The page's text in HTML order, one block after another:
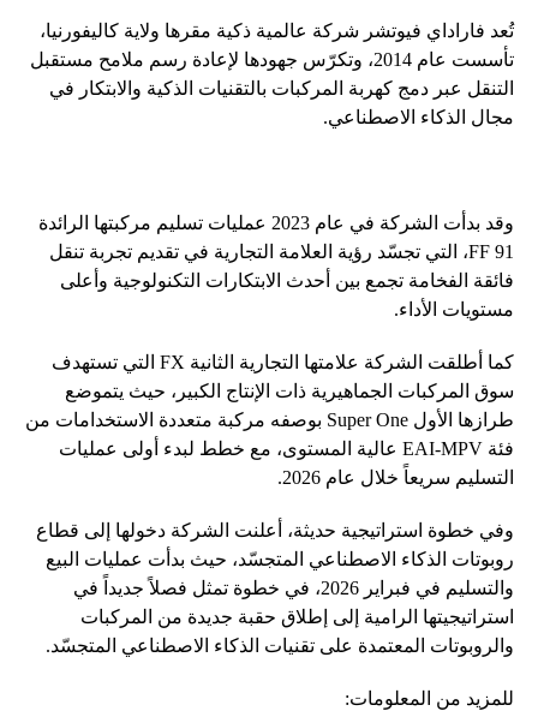
تُعد فاراداي فيوتشر شركة عالمية ذكية مقرها ولاية كاليفورنيا،
تأسست عام 2014، وتكرّس جهودها لإعادة رسم ملامح مستقبل
التنقل عبر دمج كهربة المركبات بالتقنيات الذكية والابتكار في
مجال الذكاء الاصطناعي.
وقد بدأت الشركة في عام 2023 عمليات تسليم مركبتها الرائدة
FF 91، التي تجسّد رؤية العلامة التجارية في تقديم تجربة تنقل
فائقة الفخامة تجمع بين أحدث الابتكارات التكنولوجية وأعلى
مستويات الأداء.
كما أطلقت الشركة علامتها التجارية الثانية FX التي تستهدف
سوق المركبات الجماهيرية ذات الإنتاج الكبير، حيث يتموضع
طرازها الأول Super One بوصفه مركبة متعددة الاستخدامات من
فئة EAI-MPV عالية المستوى، مع خطط لبدء أولى عمليات
التسليم سريعاً خلال عام 2026.
وفي خطوة استراتيجية حديثة، أعلنت الشركة دخولها إلى قطاع
روبوتات الذكاء الاصطناعي المتجسّد، حيث بدأت عمليات البيع
والتسليم في فبراير 2026، في خطوة تمثل فصلاً جديداً في
استراتيجيتها الرامية إلى إطلاق حقبة جديدة من المركبات
والروبوتات المعتمدة على تقنيات الذكاء الاصطناعي المتجسّد.
للمزيد من المعلومات: